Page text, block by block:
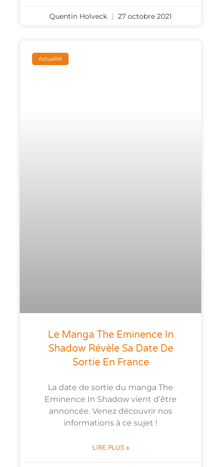
Quentin Holveck 27 octobre 2021
Actualité
Le Manga The Eminence In
Shadow Révèle Sa Date De
Sortie En France
La date de sortie du manga The
Eminence In Shadow vient d’être
annoncée. Venez découvrir nos
informations à ce sujet !
LIRE PLUS »